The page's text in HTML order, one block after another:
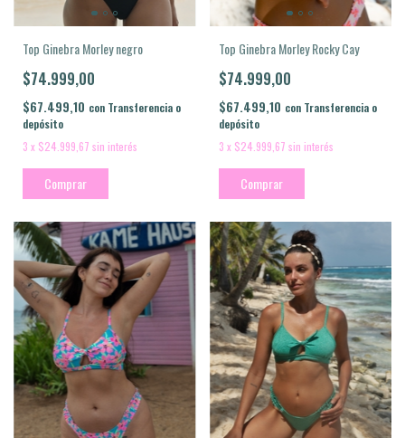
Top Ginebra Morley negro
$74.999,00
$67.499,10 con Transferencia o
depósito
3 x $24.999,67 sin interés
Comprar
Top Ginebra Morley Rocky Cay
$74.999,00
$67.499,10 con Transferencia o
depósito
3 x $24.999,67 sin interés
Comprar